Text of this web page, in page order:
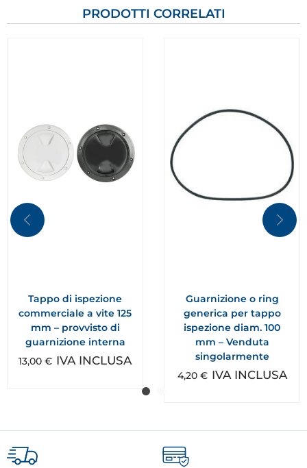
PRODOTTI CORRELATI
Tappo di ispezione
commerciale a vite 125
mm – provvisto di
guarnizione interna
13,00 € IVA INCLUSA
Guarnizione o ring
generica per tappo
ispezione diam. 100
mm – Venduta
singolarmente
4,20 € IVA INCLUSA